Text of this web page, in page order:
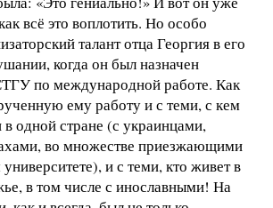
всё это воплотить. Но особо
талант отца Георгия в его
когда он был назначен
по международной работе. Как
ему работу и с теми, с кем
одной стране (с украинцами,
во множестве приезжающими
и с теми, кто живет в
в том числе с инославными! На